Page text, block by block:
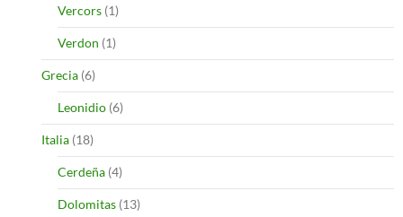
Vercors (1)
Verdon (1)
Grecia (6)
Leonidio (6)
Italia (18)
Cerdeña (4)
Dolomitas (13)